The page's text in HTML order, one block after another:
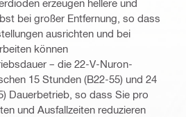
erzeugen hellere und
bei großer Entfernung, so dass
ausrichten und bei
können
– die 22-V-Nuron-
15 Stunden (B22-55) und 24
Dauerbetrieb, so dass Sie pro
und Ausfallzeiten reduzieren